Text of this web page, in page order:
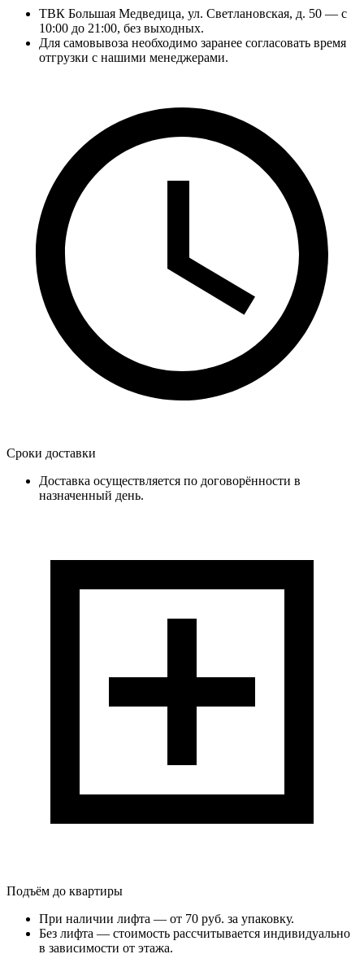
ТВК Большая Медведица, ул. Светлановская, д. 50 — с
10:00 до 21:00, без выходных.
Для самовывоза необходимо заранее согласовать время
отгрузки с нашими менеджерами.
Сроки доставки
Доставка осуществляется по договорённости в
назначенный день.
Подъём до квартиры
При наличии лифта — от 70 руб. за упаковку.
Без лифта — стоимость рассчитывается индивидуально
в зависимости от этажа.